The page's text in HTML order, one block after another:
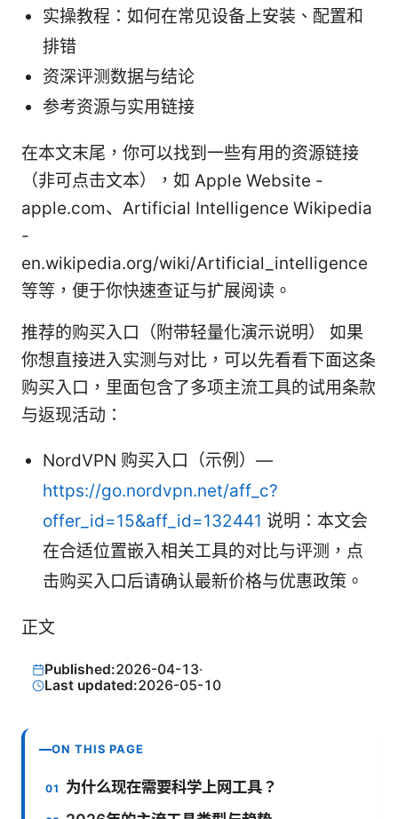
实操教程：如何在常见设备上安装、配置和
排错
资深评测数据与结论
参考资源与实用链接
在本文末尾，你可以找到一些有用的资源链接
（非可点击文本），如 Apple Website -
apple.com、Artificial Intelligence Wikipedia
-
en.wikipedia.org/wiki/Artificial_intelligence
等等，便于你快速查证与扩展阅读。
推荐的购买入口（附带轻量化演示说明） 如果
你想直接进入实测与对比，可以先看看下面这条
购买入口，里面包含了多项主流工具的试用条款
与返现活动：
NordVPN 购买入口（示例）—
https://go.nordvpn.net/aff_c?
offer_id=15&aff_id=132441 说明：本文会
在合适位置嵌入相关工具的对比与评测，点
击购买入口后请确认最新价格与优惠政策。
正文
Published:2026-04-13·
Last updated:2026-05-10
ON THIS PAGE
为什么现在需要科学上网工具？